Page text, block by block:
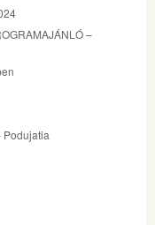
–
Podujatia